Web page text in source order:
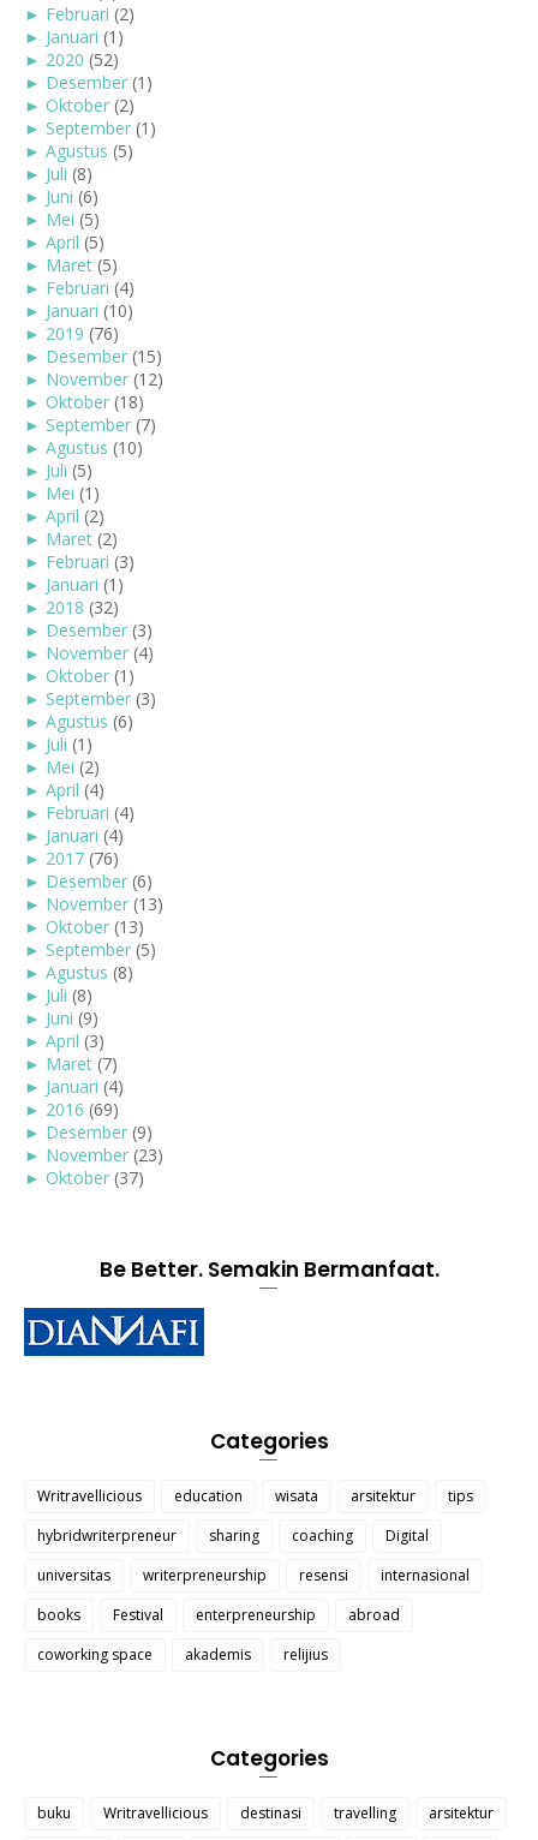
► Februari (2)
► Januari (1)
► 2020 (52)
► Desember (1)
► Oktober (2)
► September (1)
► Agustus (5)
► Juli (8)
► Juni (6)
► Mei (5)
► April (5)
► Maret (5)
► Februari (4)
► Januari (10)
► 2019 (76)
► Desember (15)
► November (12)
► Oktober (18)
► September (7)
► Agustus (10)
► Juli (5)
► Mei (1)
► April (2)
► Maret (2)
► Februari (3)
► Januari (1)
► 2018 (32)
► Desember (3)
► November (4)
► Oktober (1)
► September (3)
► Agustus (6)
► Juli (1)
► Mei (2)
► April (4)
► Februari (4)
► Januari (4)
► 2017 (76)
► Desember (6)
► November (13)
► Oktober (13)
► September (5)
► Agustus (8)
► Juli (8)
► Juni (9)
► April (3)
► Maret (7)
► Januari (4)
► 2016 (69)
► Desember (9)
► November (23)
► Oktober (37)
Be Better. Semakin Bermanfaat.
Categories
Writravellicious education wisata arsitektur
tips
hybridwriterpreneur
sharing coaching
Digital
universitas
writerpreneurship resensi
internasional
books
Festival enterpreneurship
abroad
coworking space
akademis relijius
Categories
buku Writravellicious destinasi travelling
arsitektur